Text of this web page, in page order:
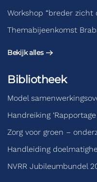
Workshop “breder zicht
Themabijeenkomst
Bekijk alles
Bibliotheek
Model
Handreiking
Zorg voor groen –
Handleiding
NVRR Jubileumbundel